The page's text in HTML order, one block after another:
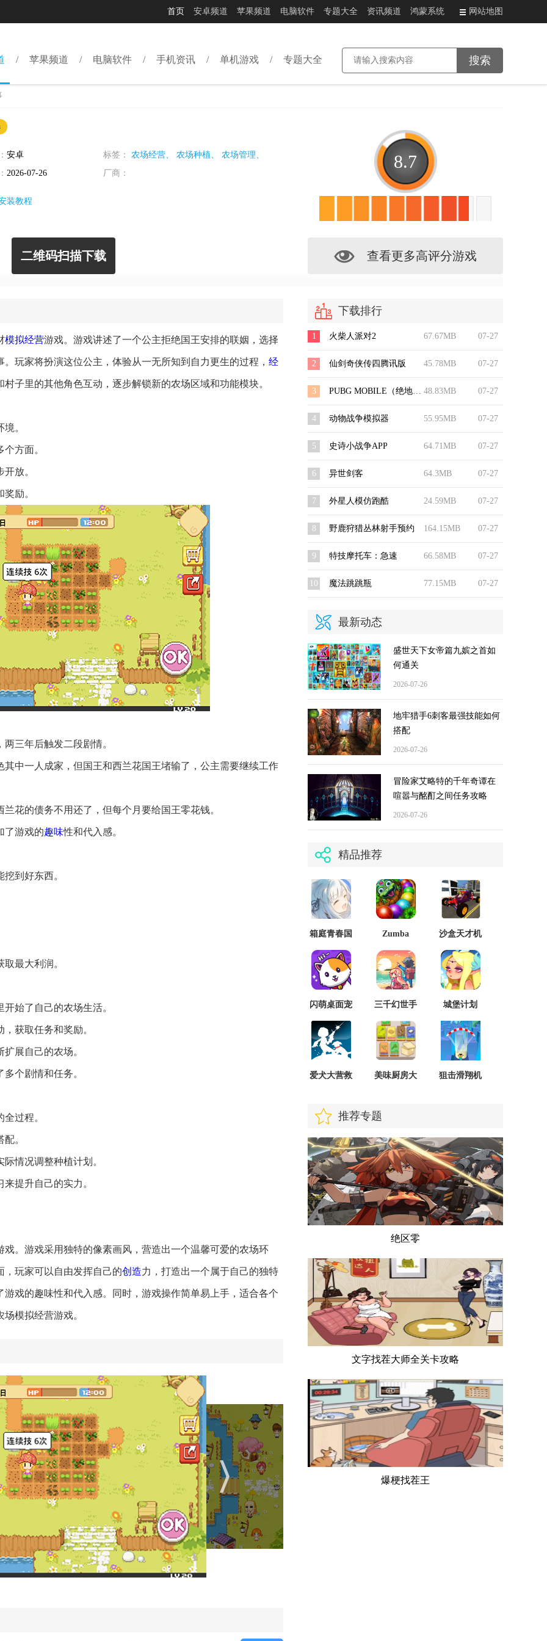
首页 安卓频道 苹果频道 电脑软件 专题大全 资讯频道 鸿蒙系统 网站地图
苹果频道 电脑软件 手机资讯 单机游戏 专题大全
安卓 标签： 农场经营、 农场种植、
农场管理、
2026-07-26 厂商：
装教程
二维码扫描下载
8.7
查看更多高评分游戏
模拟经营游戏。游戏讲述了一个公主拒绝国王安排的联姻，选择
玩家将扮演这位公主，体验从一无所知到自力更生的过程， 经
子里的其他角色互动，逐步解锁新的农场区域和功能模块。
。
方面。
放。
励。
三年后触发二段剧情。
中一人成家，但国王和西兰花国王堵输了，公主需要继续工作
花的债务不用还了，但每个月要给国王零花钱。
了游戏的趣味性和代入感。
到好东西。
最大利润。
始了自己的农场生活。
获取任务和奖励。
展自己的农场。
个剧情和任务。
过程。
。
情况调整种植计划。
提升自己的实力。
。游戏采用独特的像素画风，营造出一个温馨可爱的农场环
，玩家可以自由发挥自己的创造力，打造出一个属于自己的独特
戏的趣味性和代入感。同时，游戏操作简单易上手，适合各个
模拟经营游戏。
下载排行
07-27
67.67MB
1 火柴人派对2
07-27
45.78MB
2 仙剑奇侠传四腾讯版
07-27
48.83MB
3 PUBG MOBILE（绝地求生：刺激战场 国际服）
07-27
55.95MB
4 动物战争模拟器
07-27
64.71MB
5 史诗小战争APP
07-27
64.3MB
6 异世剑客
07-27
24.59MB
7 外星人模仿跑酷
07-27
164.15MB
8 野鹿狩猎丛林射手预约
07-27
66.58MB
9 特技摩托车：急速
07-27
77.15MB
10 魔法跳跳瓶
最新动态
盛世天下女帝篇九嫔之首如
何通关
2026-07-26
地牢猎手6刺客最强技能如何
搭配
2026-07-26
冒险家艾略特的千年奇谭在
喧嚣与酩酊之间任务攻略
2026-07-26
精品推荐
箱庭青春国
Zumba
玛传说）
沙盒天才机
闪萌桌面宠
三千幻世手
城堡计划
爱犬大营救
美味厨房大
狙击滑翔机
推荐专题
绝区零
文字找茬大师全关卡攻略
爆梗找茬王